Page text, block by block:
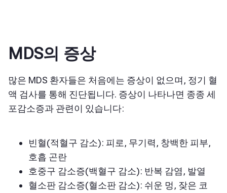
MDS의 증상
많은 MDS 환자들은 처음에는 증상이 없으며, 정기 혈
액 검사를 통해 진단됩니다. 증상이 나타나면 종종 세
포감소증과 관련이 있습니다:
빈혈(적혈구 감소): 피로, 무기력, 창백한 피부,
호흡 곤란
호중구 감소증(백혈구 감소): 반복 감염, 발열
혈소판 감소증(혈소판 감소): 쉬운 멍, 잦은 코